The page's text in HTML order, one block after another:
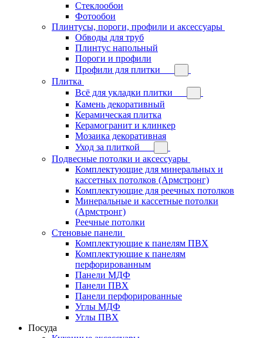
Стеклообои
Фотообои
Плинтусы, пороги, профили и аксессуары
Обводы для труб
Плинтус напольный
Пороги и профили
Профили для плитки
Плитка
Всё для укладки плитки
Камень декоративный
Керамическая плитка
Керамогранит и клинкер
Мозаика декоративная
Уход за плиткой
Подвесные потолки и аксессуары
Комплектующие для минеральных и
кассетных потолков (Армстронг)
Комплектующие для реечных потолков
Минеральные и кассетные потолки
(Армстронг)
Реечные потолки
Стеновые панели
Комплектующие к панелям ПВХ
Комплектующие к панелям
перфорированным
Панели МДФ
Панели ПВХ
Панели перфорированные
Углы МДФ
Углы ПВХ
Посуда